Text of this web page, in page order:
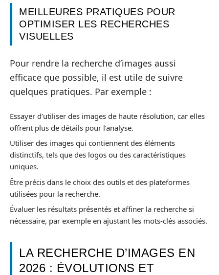
MEILLEURES PRATIQUES POUR
OPTIMISER LES RECHERCHES
VISUELLES
Pour rendre la recherche d’images aussi
efficace que possible, il est utile de suivre
quelques pratiques. Par exemple :
Essayer d’utiliser des images de haute résolution, car elles
offrent plus de détails pour l’analyse.
Utiliser des images qui contiennent des éléments
distinctifs, tels que des logos ou des caractéristiques
uniques.
Être précis dans le choix des outils et des plateformes
utilisées pour la recherche.
Évaluer les résultats présentés et affiner la recherche si
nécessaire, par exemple en ajustant les mots-clés associés.
LA RECHERCHE D’IMAGES EN
2026 : ÉVOLUTIONS ET